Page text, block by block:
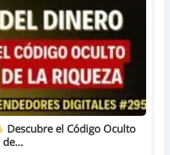
Descubre el Código Oculto
de…